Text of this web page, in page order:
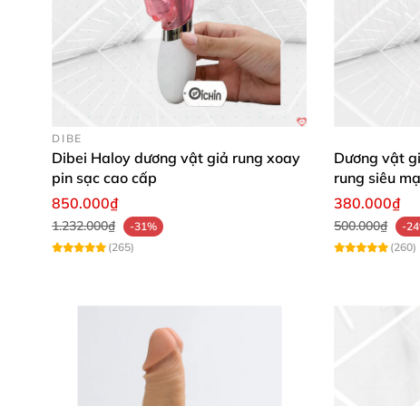
Bạn muốn mình điều chỉnh độ dài 400–600 từ
sáng) theo ý bạn không?
DIBE
Dibei Haloy dương vật giả rung xoay
pin sạc cao cấp
850.000₫
1.232.000₫
-31%
(265)
Dương vật
rung siêu
380.000₫
500.000₫
-
(260)